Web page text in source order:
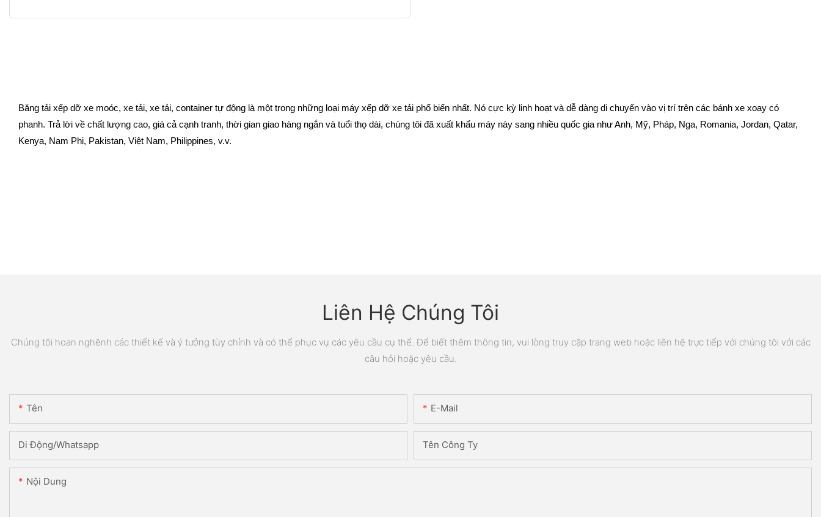
Băng tải xếp dỡ xe moóc, xe tải, xe tải, container tự động là một trong những loại máy xếp dỡ xe tải phổ biến nhất. Nó cực kỳ linh hoạt và dễ dàng di chuyển vào vị trí trên các bánh xe xoay có
phanh. Trả lời về chất lượng cao, giá cả cạnh tranh, thời gian giao hàng ngắn và tuổi thọ dài, chúng tôi đã xuất khẩu máy này sang nhiều quốc gia như Anh, Mỹ, Pháp, Nga, Romania, Jordan, Qatar,
Kenya, Nam Phi, Pakistan, Việt Nam, Philippines, v.v.
Liên Hệ Chúng Tôi
Chúng tôi hoan nghênh các thiết kế và ý tưởng tùy chỉnh và có thể phục vụ các yêu cầu cụ thể. Để biết thêm thông tin, vui lòng truy cập trang web hoặc liên hệ trực tiếp với chúng tôi với các
câu hỏi hoặc yêu cầu.
Tên E-Mail
Di Động/Whatsapp Tên Công Ty
Nội Dung